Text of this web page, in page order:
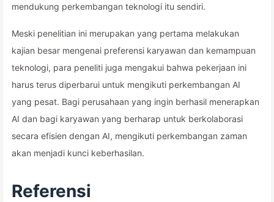
mendukung perkembangan teknologi itu sendiri.
Meski penelitian ini merupakan yang pertama melakukan
kajian besar mengenai preferensi karyawan dan kemampuan
teknologi, para peneliti juga mengakui bahwa pekerjaan ini
harus terus diperbarui untuk mengikuti perkembangan AI
yang pesat. Bagi perusahaan yang ingin berhasil menerapkan
AI dan bagi karyawan yang berharap untuk berkolaborasi
secara efisien dengan AI, mengikuti perkembangan zaman
akan menjadi kunci keberhasilan.
Referensi